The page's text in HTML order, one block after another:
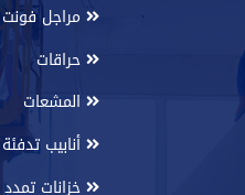
مراجل فونت
حراقات
المشعات
أنابيب
خزانات تمدد